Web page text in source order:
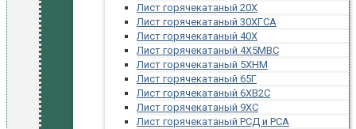
Лист горячекатаный 20Х
Лист горячекатаный 30ХГСА
Лист горячекатаный 40Х
Лист горячекатаный 4Х5МВС
Лист горячекатаный 5ХНМ
Лист горячекатаный 65Г
Лист горячекатаный 6ХВ2С
Лист горячекатаный 9ХС
Лист горячекатаный РСД и РСА